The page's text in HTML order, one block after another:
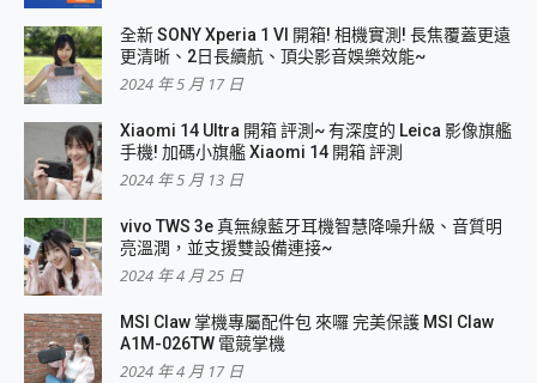
全新 SONY Xperia 1 VI 開箱! 相機實測! 長焦覆蓋更遠
更清晰、2日長續航、頂尖影音娛樂效能~
2024 年 5 月 17 日
Xiaomi 14 Ultra 開箱 評測~ 有深度的 Leica 影像旗艦
手機! 加碼小旗艦 Xiaomi 14 開箱 評測
2024 年 5 月 13 日
vivo TWS 3e 真無線藍牙耳機智慧降噪升級、音質明
亮溫潤，並支援雙設備連接~
2024 年 4 月 25 日
MSI Claw 掌機專屬配件包 來囉 完美保護 MSI Claw
A1M-026TW 電競掌機
2024 年 4 月 17 日